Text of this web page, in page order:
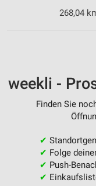
268,04
weekli -
Finden Sie
✔
✔ Folge
✔ Push-
✔